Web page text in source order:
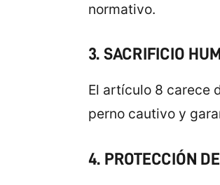
normativo.
3. SACRIFICIO
El artículo 8 carece
perno cautivo y
4. PROTECCIÓN